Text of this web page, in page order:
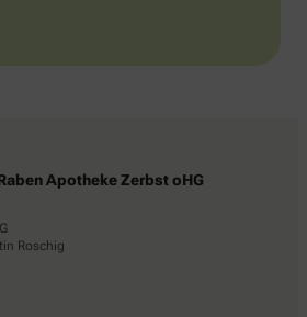
Apotheke Zerbst oHG
Roschig